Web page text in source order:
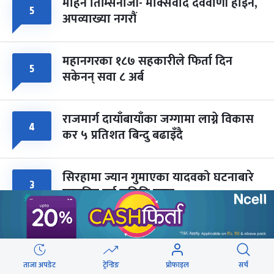
५ अपव्याख्या नगरौं
५ महानगरका १८७ सहकारीले फिर्ता दिन
सकेनन् सवा ८ अर्ब
४ राजमार्ग दायाँबायाँका जग्गामा लाग्ने विकास
कर ५ प्रतिशत बिन्दु बढाइँदै
३ सिरहामा ज्यान गुमाएका यादवको घटनाबारे
छानबिन गर्न समिति गठन
ताजा अपडेट ट्रेन्डिङ प्रोफाइल सर्च